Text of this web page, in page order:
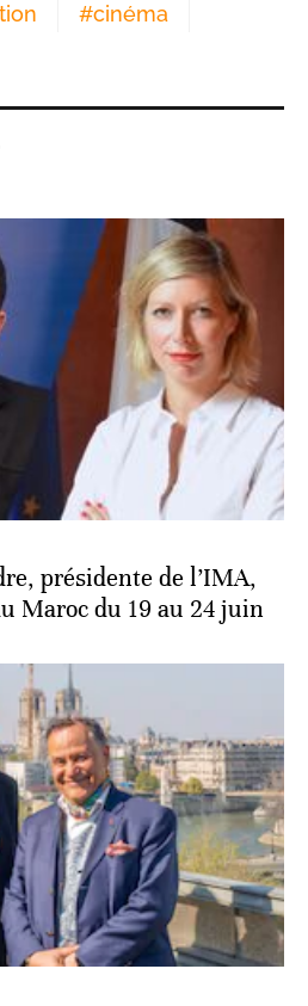
#cinéma
présidente de l’IMA,
Maroc du 19 au 24 juin